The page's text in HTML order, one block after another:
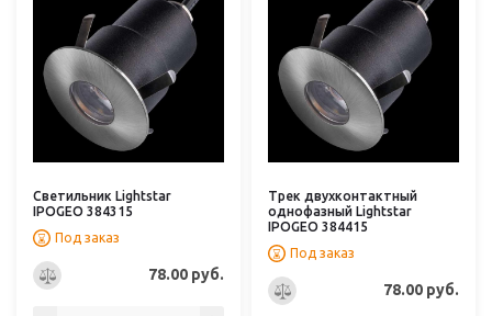
Светильник Lightstar
IPOGEO 384315
Под заказ
78.00 руб.
Трек двухконтактный
однофазный Lightstar
IPOGEO 384415
Под заказ
78.00 руб.